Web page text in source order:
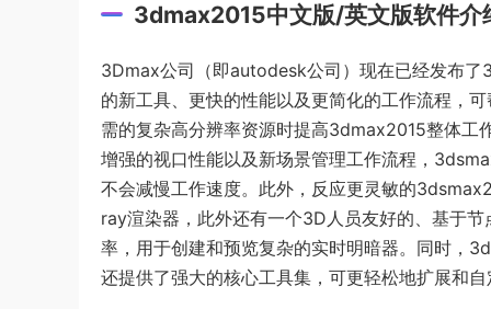
3dmax2015中文版/英文版软件介
3Dmax公司（即autodesk公司）现在已经发布
的新工具、更快的性能以及更简化的工作流程，
需的复杂高分辨率资源时提高3dmax2015整体
增强的视口性能以及新场景管理工作流程，
不会减慢工作速度。此外，反应更灵敏的
ray渲染器，此外还有一个3D人员友好的、基于
率，用于创建和预览复杂的实时明暗器。同时，
还提供了强大的核心工具集，可更轻松地扩展和